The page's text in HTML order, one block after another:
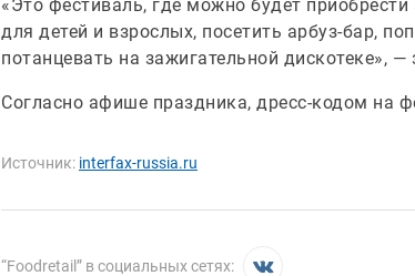
«Это фестиваль, где можно будет
для детей и взрослых, посетить арбуз-бар,
потанцевать на зажигательной дискотеке»,
Согласно афише праздника, дресс-кодом на
Источник: interfax-russia.ru
“Foodretail” в социальных сетях: